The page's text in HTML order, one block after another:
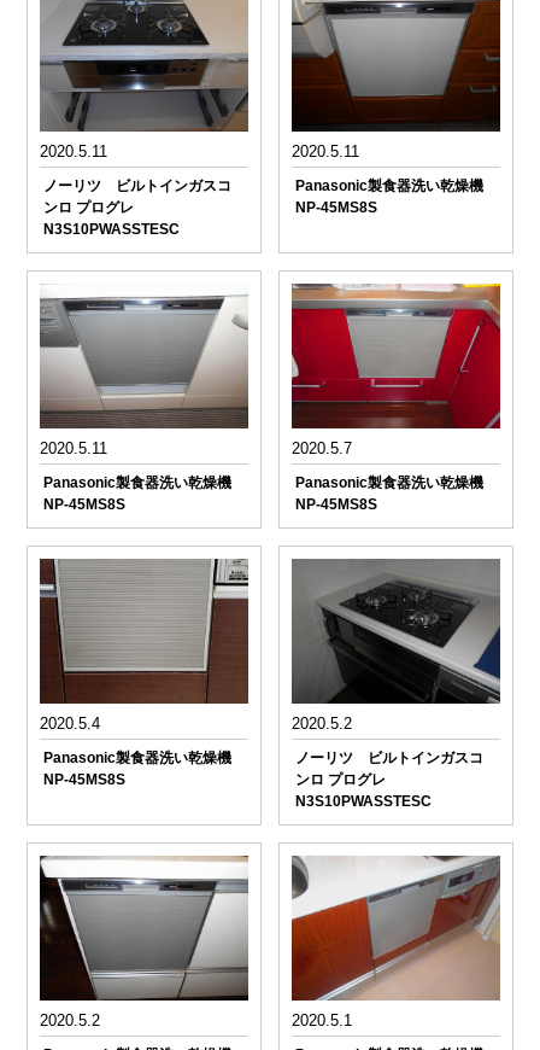
2020.5.11
ノーリツ ビルトインガスコ
ンロ プログレ
N3S10PWASSTESC
2020.5.11
Panasonic製食器洗い乾燥機
NP-45MS8S
2020.5.11
Panasonic製食器洗い乾燥機
NP-45MS8S
2020.5.7
Panasonic製食器洗い乾燥機
NP-45MS8S
2020.5.4
Panasonic製食器洗い乾燥機
NP-45MS8S
2020.5.2
ノーリツ ビルトインガスコ
ンロ プログレ
N3S10PWASSTESC
2020.5.2 2020.5.1